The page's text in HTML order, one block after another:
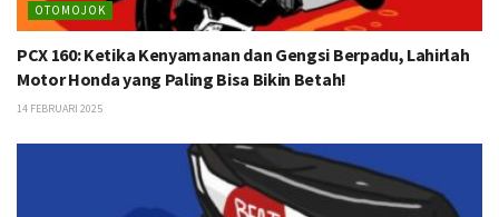
OTOMOJOK
PCX 160: Ketika Kenyamanan dan Gengsi Berpadu, Lahirlah
Motor Honda yang Paling Bisa Bikin Betah!
14 FEBRUARI 2025